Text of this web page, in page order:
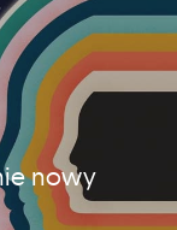
nowy